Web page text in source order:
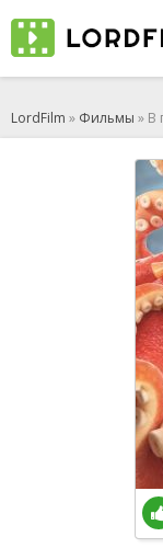
LordFilm » Фильмы » В